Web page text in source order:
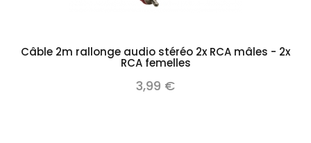
Câble 2m rallonge audio stéréo 2x RCA mâles - 2x
RCA femelles
3,99 €